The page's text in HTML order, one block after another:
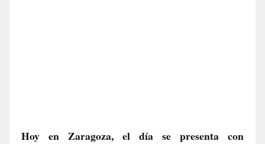
Hoy en Zaragoza, el día se presenta con